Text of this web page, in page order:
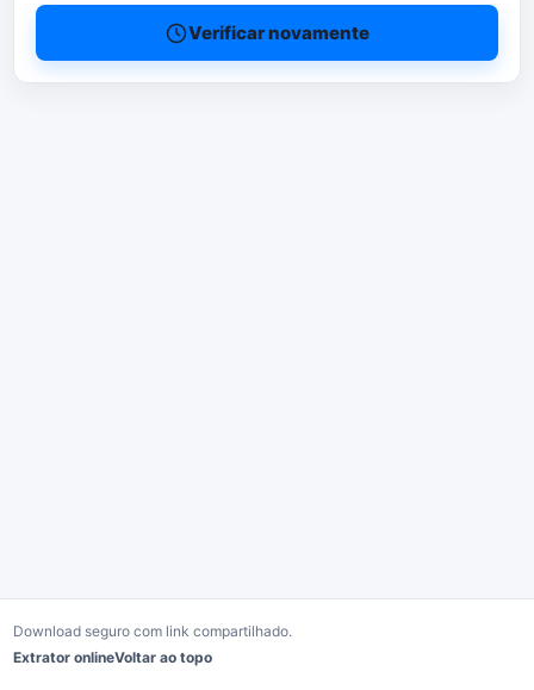
Verificar novamente
Download seguro com link compartilhado.
Extrator onlineVoltar ao topo